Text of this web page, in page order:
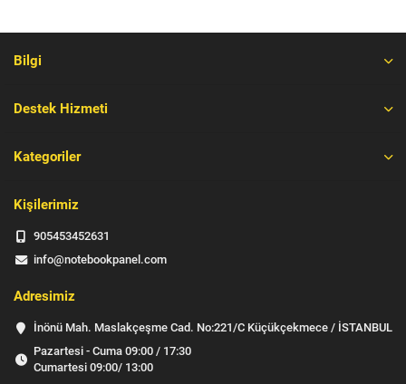
Bilgi
Destek Hizmeti
Kategoriler
Kişilerimiz
905453452631
info@notebookpanel.com
Adresimiz
İnönü Mah. Maslakçeşme Cad. No:221/C Küçükçekmece / İSTANBUL
Pazartesi - Cuma 09:00 / 17:30
Cumartesi 09:00/ 13:00